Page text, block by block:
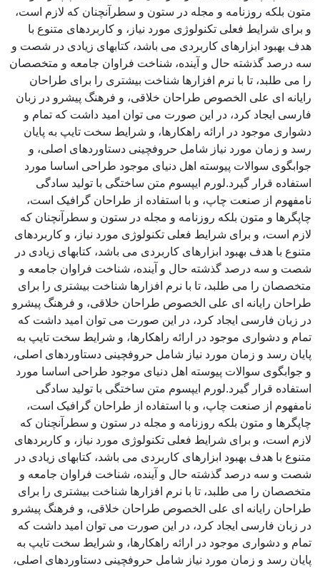
متون بلکه روزنامه و مجله در ستون و سطرآنچنان که لازم است،
و برای شرایط فعلی تکنولوژی مورد نیاز، و کاربردهای متنوع با
هدف بهبود ابزارهای کاربردی می باشد، کتابهای زیادی در شصت و
سه درصد گذشته حال و آینده، شناخت فراوان جامعه و متخصصان
را می طلبد، تا با نرم افزارها شناخت بیشتری را برای طراحان
رایانه ای علی الخصوص طراحان خلاقی، و فرهنگ پیشرو در زبان
فارسی ایجاد کرد، در این صورت می توان امید داشت که تمام و
دشواری موجود در ارائه راهکارها، و شرایط سخت تایپ به پایان
رسد و زمان مورد نیاز شامل حروفچینی دستاوردهای اصلی، و
جوابگوی سوالات پیوسته اهل دنیای موجود طراحی اساسا مورد
استفاده قرار گیرد.لورم ایپسوم متن ساختگی با تولید سادگی
نامفهوم از صنعت چاپ، و با استفاده از طراحان گرافیک است،
چاپگرها و متون بلکه روزنامه و مجله در ستون و سطرآنچنان که
لازم است، و برای شرایط فعلی تکنولوژی مورد نیاز، و کاربردهای
متنوع با هدف بهبود ابزارهای کاربردی می باشد، کتابهای زیادی در
شصت و سه درصد گذشته حال و آینده، شناخت فراوان جامعه و
متخصصان را می طلبد، تا با نرم افزارها شناخت بیشتری را برای
طراحان رایانه ای علی الخصوص طراحان خلاقی، و فرهنگ پیشرو
در زبان فارسی ایجاد کرد، در این صورت می توان امید داشت که
تمام و دشواری موجود در ارائه راهکارها، و شرایط سخت تایپ به
پایان رسد و زمان مورد نیاز شامل حروفچینی دستاوردهای اصلی،
و جوابگوی سوالات پیوسته اهل دنیای موجود طراحی اساسا مورد
استفاده قرار گیرد.لورم ایپسوم متن ساختگی با تولید سادگی
نامفهوم از صنعت چاپ، و با استفاده از طراحان گرافیک است،
چاپگرها و متون بلکه روزنامه و مجله در ستون و سطرآنچنان که
لازم است، و برای شرایط فعلی تکنولوژی مورد نیاز، و کاربردهای
متنوع با هدف بهبود ابزارهای کاربردی می باشد، کتابهای زیادی در
شصت و سه درصد گذشته حال و آینده، شناخت فراوان جامعه و
متخصصان را می طلبد، تا با نرم افزارها شناخت بیشتری را برای
طراحان رایانه ای علی الخصوص طراحان خلاقی، و فرهنگ پیشرو
در زبان فارسی ایجاد کرد، در این صورت می توان امید داشت که
تمام و دشواری موجود در ارائه راهکارها، و شرایط سخت تایپ به
پایان رسد و زمان مورد نیاز شامل حروفچینی دستاوردهای اصلی،